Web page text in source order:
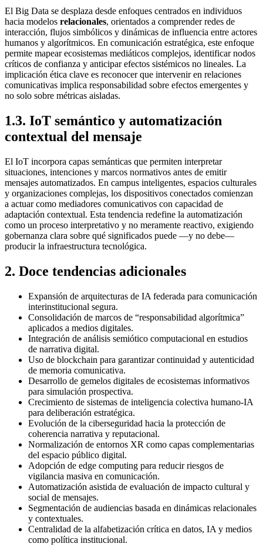
El Big Data se desplaza desde enfoques centrados en individuos
hacia modelos relacionales, orientados a comprender redes de
interacción, flujos simbólicos y dinámicas de influencia entre actores
humanos y algorítmicos. En comunicación estratégica, este enfoque
permite mapear ecosistemas mediáticos complejos, identificar nodos
críticos de confianza y anticipar efectos sistémicos no lineales. La
implicación ética clave es reconocer que intervenir en relaciones
comunicativas implica responsabilidad sobre efectos emergentes y
no solo sobre métricas aisladas.
1.3. IoT semántico y automatización
contextual del mensaje
El IoT incorpora capas semánticas que permiten interpretar
situaciones, intenciones y marcos normativos antes de emitir
mensajes automatizados. En campus inteligentes, espacios culturales
y organizaciones complejas, los dispositivos conectados comienzan
a actuar como mediadores comunicativos con capacidad de
adaptación contextual. Esta tendencia redefine la automatización
como un proceso interpretativo y no meramente reactivo, exigiendo
gobernanza clara sobre qué significados puede —y no debe—
producir la infraestructura tecnológica.
2. Doce tendencias adicionales
Expansión de arquitecturas de IA federada para comunicación
interinstitucional segura.
Consolidación de marcos de “responsabilidad algorítmica”
aplicados a medios digitales.
Integración de análisis semiótico computacional en estudios
de narrativa digital.
Uso de blockchain para garantizar continuidad y autenticidad
de memoria comunicativa.
Desarrollo de gemelos digitales de ecosistemas informativos
para simulación prospectiva.
Crecimiento de sistemas de inteligencia colectiva humano‑IA
para deliberación estratégica.
Evolución de la ciberseguridad hacia la protección de
coherencia narrativa y reputacional.
Normalización de entornos XR como capas complementarias
del espacio público digital.
Adopción de edge computing para reducir riesgos de
vigilancia masiva en comunicación.
Automatización asistida de evaluación de impacto cultural y
social de mensajes.
Segmentación de audiencias basada en dinámicas relacionales
y contextuales.
Centralidad de la alfabetización crítica en datos, IA y medios
como política institucional.